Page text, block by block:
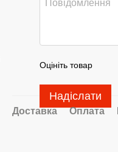
Оцініть товар
Надіслати
Доставка Оплата